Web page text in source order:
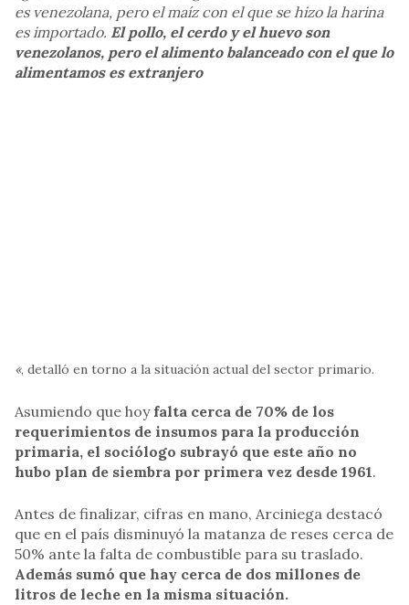
es venezolana, pero el maíz con el que se hizo la harina
es importado. El pollo, el cerdo y el huevo son
venezolanos, pero el alimento balanceado con el que lo
alimentamos es extranjero
«, detalló en torno a la situación actual del sector primario.
Asumiendo que hoy falta cerca de 70% de los
requerimientos de insumos para la producción
primaria, el sociólogo subrayó que este año no
hubo plan de siembra por primera vez desde 1961.
Antes de finalizar, cifras en mano, Arciniega destacó
que en el país disminuyó la matanza de reses cerca de
50% ante la falta de combustible para su traslado.
Además sumó que hay cerca de dos millones de
litros de leche en la misma situación.